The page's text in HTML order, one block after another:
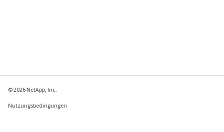
© 2026 NetApp, Inc.
Nutzungsbedingungen